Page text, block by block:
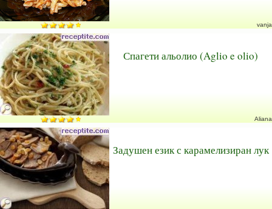
vanja
Спагети альолио (Aglio e olio)
Aliana
Задушен език с карамелизиран лук